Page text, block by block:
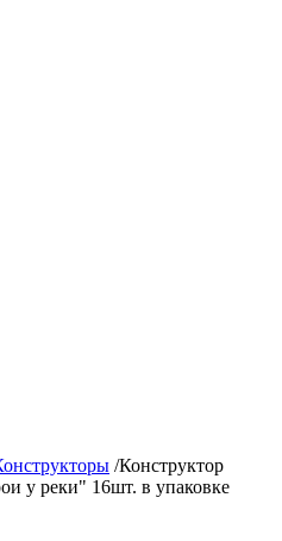
/Конструктор
у реки" 16шт. в упаковке